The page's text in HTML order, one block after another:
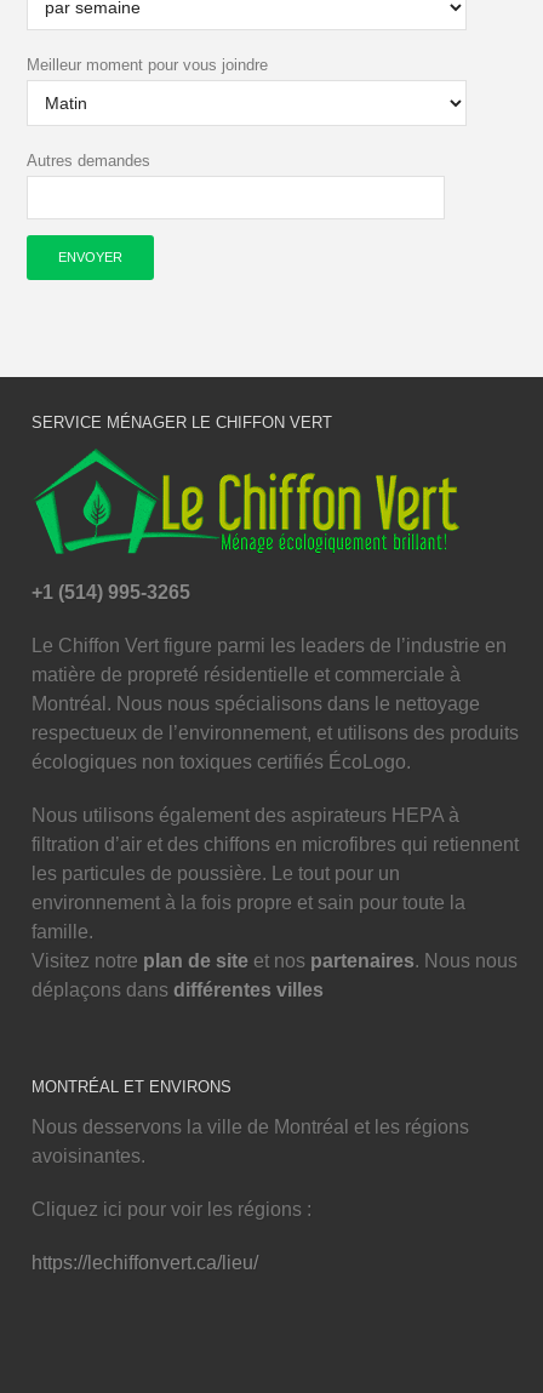
Meilleur moment pour vous joindre
Autres demandes
SERVICE MÉNAGER LE CHIFFON VERT
+1 (514) 995-3265
Le Chiffon Vert figure parmi les leaders de l’industrie en
matière de propreté résidentielle et commerciale à
Montréal. Nous nous spécialisons dans le nettoyage
respectueux de l’environnement, et utilisons des produits
écologiques non toxiques certifiés ÉcoLogo.
Nous utilisons également des aspirateurs HEPA à
filtration d’air et des chiffons en microfibres qui retiennent
les particules de poussière. Le tout pour un
environnement à la fois propre et sain pour toute la
famille.
Visitez notre plan de site et nos partenaires. Nous nous
déplaçons dansdifférentes villes
MONTRÉAL ET ENVIRONS
Nous desservons la ville de Montréal et les régions
avoisinantes.
Cliquez ici pour voir les régions :
https://lechiffonvert.ca/lieu/